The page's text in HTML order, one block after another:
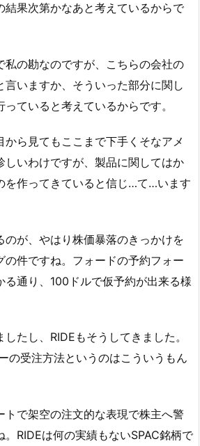
結果次第かなあと考えているからで
私の勘なのですが、こちらの会社の
言いますか、そういった部分に関し
ていると考えているからです。
ら見てもここまで下手くそなアメ
しいわけですが、製品に関してはか
を作ってきていると信じ…て…います
のが、やはり株価暴落のきっかけを
の件ですね。フォードの予約フォー
る通り、100ドルで仮予約が出来る様
たし、RIDEもそうしてきました。
の受注方法というのはこういうもん
トで架空の注文的な表現で株主へ警
RIDEは何の実績もないSPAC銘柄で